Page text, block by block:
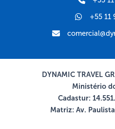
+55 11
DYNAMIC TRAVEL
Ministério
Cadastur:
Matriz: Av.